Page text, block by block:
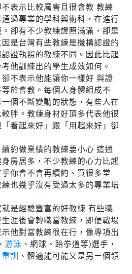
表示比較厲害且很會教 教練
過專業的學科與術科，在進行
卻有不少教練證照滿滿，卻是
是台灣有些教練是機構認證的
證執照的教練不同。因此比起
他訓練出的學生成效如何。
不表示他能讓你一樣好 與證
於會教。每個人身體組成不
個不斷變動的狀態，有些人在
胖。教練身材好頂多代表他很
看起來好」跟「用起來好」卻
約做業績的教練要小心 這通
房居多，不少教練的心力比起
你會不會再續約、買很多堂
也幾乎沒有受過太多的專業培
是經驗豐富的好教練 有些職
涯後會轉職當教練，即便戰場
他對當教練很在行，像專項出
游泳 、網球、跆拳道等)選手，
重訓 、體適能可能又是另ㄧ個領